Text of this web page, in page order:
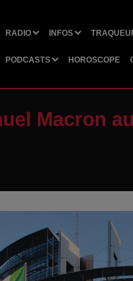
RADIO INFOS
PODCASTS HOROSCOPE
Macron